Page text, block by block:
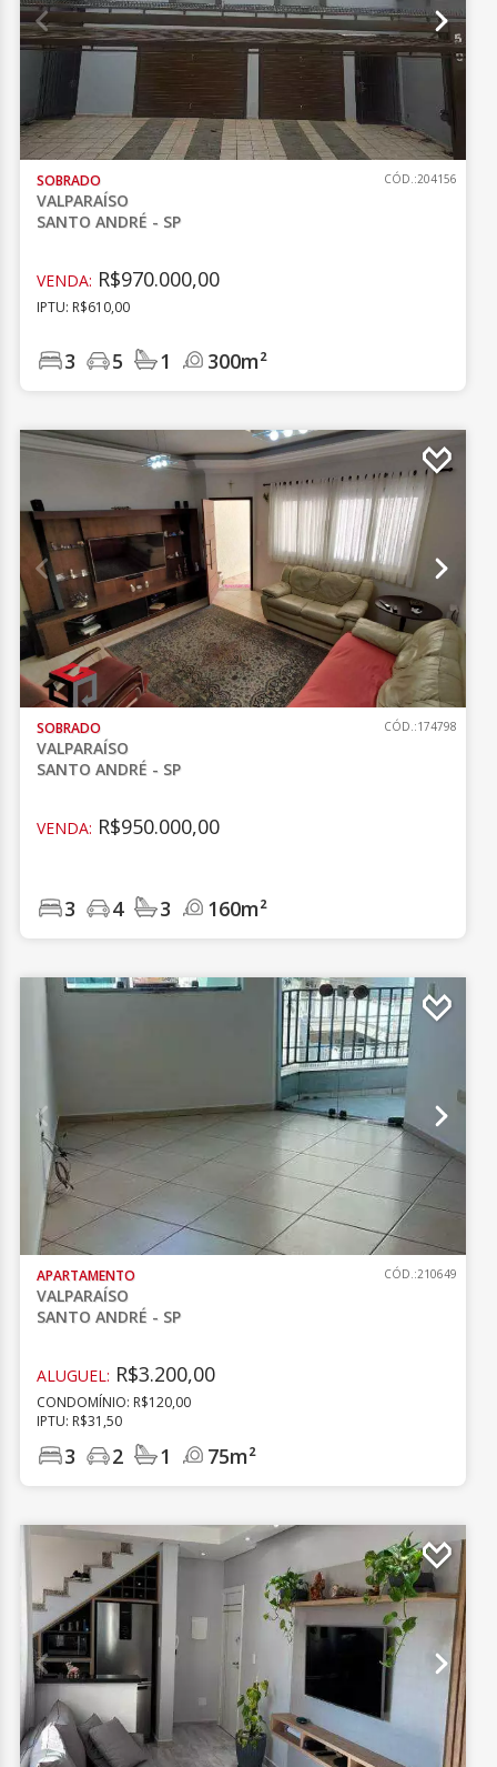
SOBRADO
VALPARAÍSO
SANTO ANDRÉ - SP
CÓD.:204156
VENDA: R$970.000,00
IPTU: R$610,00
3 5 1 300m²
SOBRADO
VALPARAÍSO
SANTO ANDRÉ - SP
CÓD.:174798
VENDA: R$950.000,00
3 4 3 160m²
APARTAMENTO
VALPARAÍSO
SANTO ANDRÉ - SP
CÓD.:210649
ALUGUEL: R$3.200,00
CONDOMÍNIO: R$120,00
IPTU: R$31,50
3 2 1 75m²